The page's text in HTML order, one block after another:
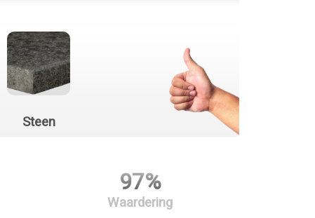
Steen
97%
Waardering